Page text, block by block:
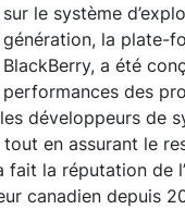
sur le système
génération, la plate-
BlackBerry, a été
performances des
développeurs de
en assurant le
la réputation de
canadien depuis